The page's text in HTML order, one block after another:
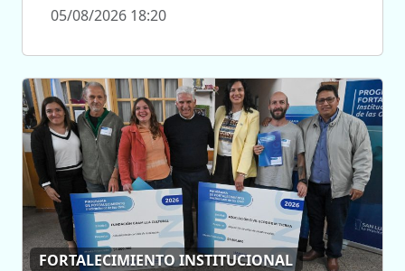
05/08/2026 18:20
FORTALECIMIENTO INSTITUCIONAL